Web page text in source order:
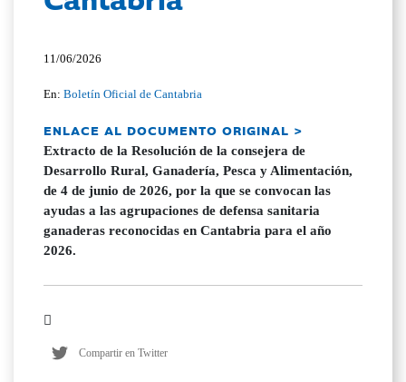
11/06/2026
En:Boletín Oficial de Cantabria
ENLACE AL DOCUMENTO ORIGINAL >
Extracto de la Resolución de la consejera de
Desarrollo Rural, Ganadería, Pesca y Alimentación,
de 4 de junio de 2026, por la que se convocan las
ayudas a las agrupaciones de defensa sanitaria
ganaderas reconocidas en Cantabria para el año
2026.
Compartir en Twitter